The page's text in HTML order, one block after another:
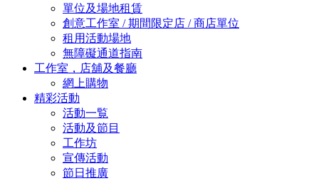
單位及場地租賃
創意工作室 / 期間限定店 / 商店單位
租用活動場地
無障礙通道指南
工作室，店舖及餐廳
網上購物
精彩活動
活動一覧
活動及節目
工作坊
宣傳活動
節日推廣